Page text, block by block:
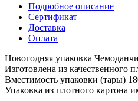
Подробное описание
Сертификат
Доставка
Оплата
Новогодняя упаковка
Изготовлена из качественного
Вместимость упаковки (тары)
Упаковка из плотного картона